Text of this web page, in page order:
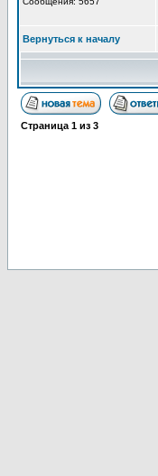
Вернуться к началу
Страница 1 из 3